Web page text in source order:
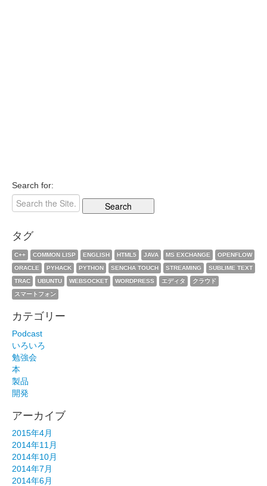
Search for:
タグ
C++ COMMON LISP ENGLISH HTML5 JAVA MS EXCHANGE
OPENFLOW
ORACLE
PYHACK PYTHON SENCHA TOUCH STREAMING
SUBLIME TEXT
TRAC
UBUNTU WEBSOCKET WORDPRESS エディタ
クラウド
スマートフォン
カテゴリー
Podcast
いろいろ
勉強会
本
製品
開発
アーカイブ
2015年4月
2014年11月
2014年10月
2014年7月
2014年6月